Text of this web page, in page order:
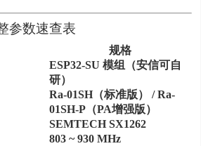
参数速查表
规格
ESP32-SU 模组（安信可自
研）
Ra-01SH（标准版） / Ra-
01SH-P（PA增强版）
SEMTECH SX1262
803 ~ 930 MHz